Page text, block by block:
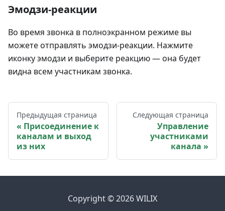
Эмодзи-реакции
Во время звонка в полноэкранном режиме вы
можете отправлять эмодзи-реакции. Нажмите
иконку эмодзи и выберите реакцию — она будет
видна всем участникам звонка.
Предыдущая страница
Присоединение к
каналам и выход
из них
Следующая страница
Управление
участниками
канала
Copyright © 2026 WILIX